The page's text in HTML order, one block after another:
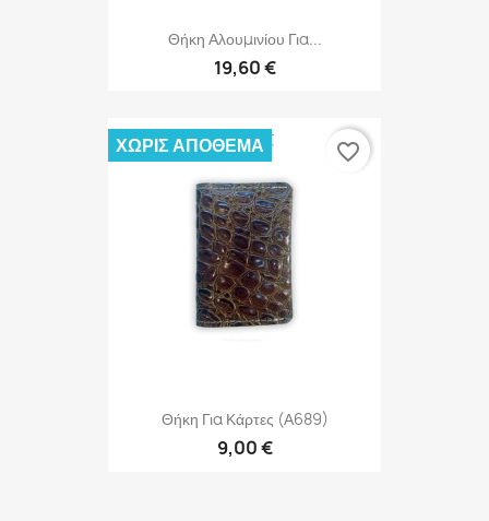
Θήκη Αλουμινίου Για...
19,60 €
Θήκη Για Κάρτες (Α689)
9,00 €
ΧΩΡΊΣ ΑΠΌΘΕΜΑ favorite_border